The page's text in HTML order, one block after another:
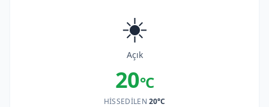
☀️
Açık
20°C
HISSEDILEN20°C